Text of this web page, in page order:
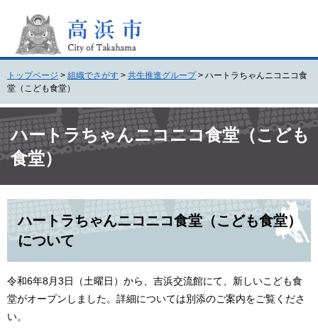
頭
。
飛
て
本
文
トップページ > 組織でさがす > 共生推進グループ > ハートラちゃんニコニコ食
堂（こども食堂）
文ハートラちゃんニコニコ食堂（こども
食堂）
ハートラちゃんニコニコ食堂（こども食堂）
について
令和6年8月3日（土曜日）から、吉浜交流館にて、新しいこども食
堂がオープンしました。詳細については別添のご案内をご覧くださ
い。